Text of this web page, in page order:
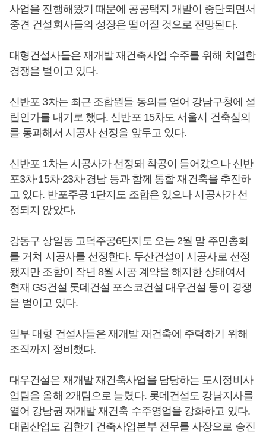
사업을 진행해왔기 때문에 공공택지 개발이 중단되면서
중견 건설회사들의 성장은 떨어질 것으로 전망된다.
대형건설사들은 재개발 재건축사업 수주를 위해 치열한
경쟁을 벌이고 있다.
신반포 3차는 최근 조합원들 동의를 얻어 강남구청에 설
립인가를 내기로 했다. 신반포 15차도 서울시 건축심의
를 통과해서 시공사 선정을 앞두고 있다.
신반포 1차는 시공사가 선정돼 착공이 들어갔으나 신반
포3차·15차·23차·경남 등과 함께 통합 재건축을 추진하
고 있다. 반포주공 1단지도 조합은 있으나 시공사가 선
정되지 않았다.
강동구 상일동 고덕주공6단지도 오는 2월 말 주민총회
를 거쳐 시공사를 선정한다. 두산건설이 시공사로 선정
됐지만 조합이 작년 8월 시공 계약을 해지한 상태여서
현재 GS건설 롯데건설 포스코건설 대우건설 등이 경쟁
을 벌이고 있다.
일부 대형 건설사들은 재개발 재건축에 주력하기 위해
조직까지 정비했다.
대우건설은 재개발 재건축사업을 담당하는 도시정비사
업팀을 올해 2개팀으로 늘렸다. 롯데건설도 강남지사를
열어 강남권 재개발 재건축 수주영업을 강화하고 있다.
대림산업도 김한기 건축사업본부 전무를 사장으로 승진